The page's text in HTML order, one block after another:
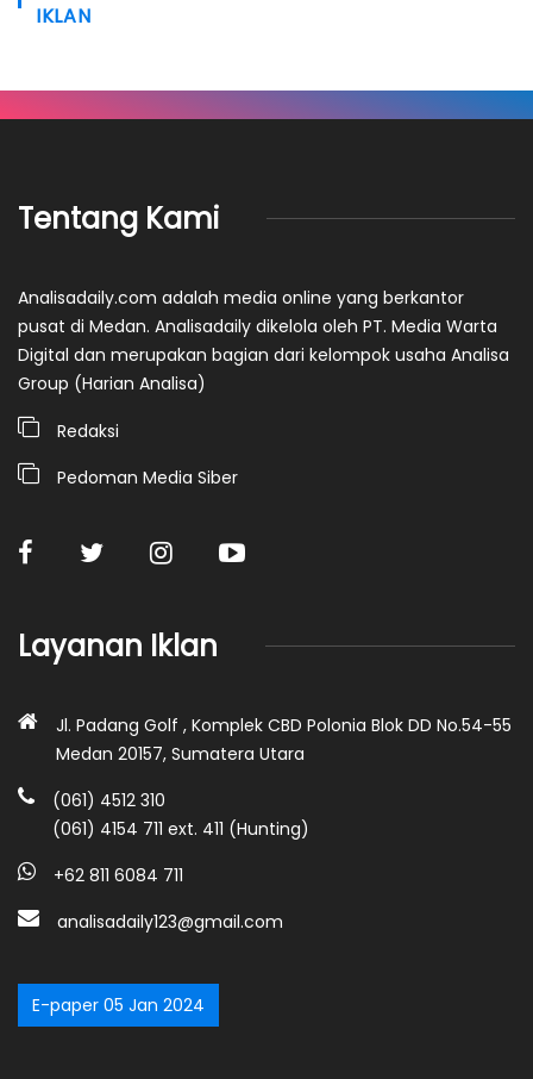
IKLAN
Tentang Kami
Analisadaily.com adalah media online yang berkantor
pusat di Medan. Analisadaily dikelola oleh PT. Media Warta
Digital dan merupakan bagian dari kelompok usaha Analisa
Group (Harian Analisa)
Redaksi
Pedoman Media Siber
Layanan Iklan
Jl. Padang Golf , Komplek CBD Polonia Blok DD No.54-55
Medan 20157, Sumatera Utara
(061) 4512 310
(061) 4154 711 ext. 411 (Hunting)
+62 811 6084 711
analisadaily123@gmail.com
E-paper 05 Jan 2024